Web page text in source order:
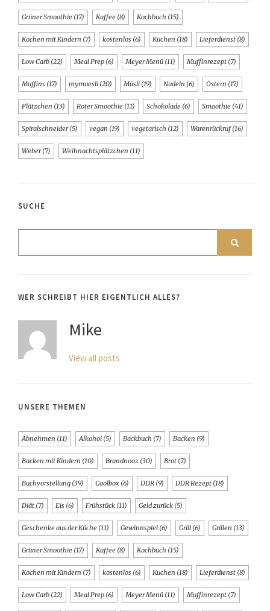
Grüner Smoothie (17) Kaffee (8) Kochbuch (15)
Kochen mit Kindern (7) kostenlos (6) Kuchen (18) Lieferdienst (8)
Low Carb (22) Meal Prep (6) Meyer Menü (11) Muffinrezept (7)
Muffins (17) mymuesli (20) Müsli (19) Nudeln (6) Ostern (17)
Plätzchen (13) Roter Smoothie (11) Schokolade (6) Smoothie (41)
Spiralschneider(5) vegan (19) vegetarisch (12) Warenrückruf(16)
Weber(7) Weihnachtsplätzchen (11)
SUCHE
WER SCHREIBT HIER EIGENTLICH ALLES?
Mike
View all posts
UNSERE THEMEN
Abnehmen (11) Alkohol (5) Backbuch (7) Backen (9)
Backen mit Kindern (10) Brandnooz (30) Brot (7)
Buchvorstellung (39) Coolbox (6) DDR (9) DDR Rezept (18)
Diät (7) Eis (6) Frühstück (11) Geld zurück (5)
Geschenke aus der Küche (11) Gewinnspiel (6) Grill (6) Grillen (13)
Grüner Smoothie (17) Kaffee (8) Kochbuch (15)
Kochen mit Kindern (7) kostenlos (6) Kuchen (18) Lieferdienst (8)
Low Carb (22) Meal Prep (6) Meyer Menü (11) Muffinrezept (7)